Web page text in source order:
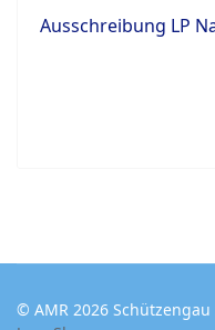
Ausschreibung LP
© AMR 2026